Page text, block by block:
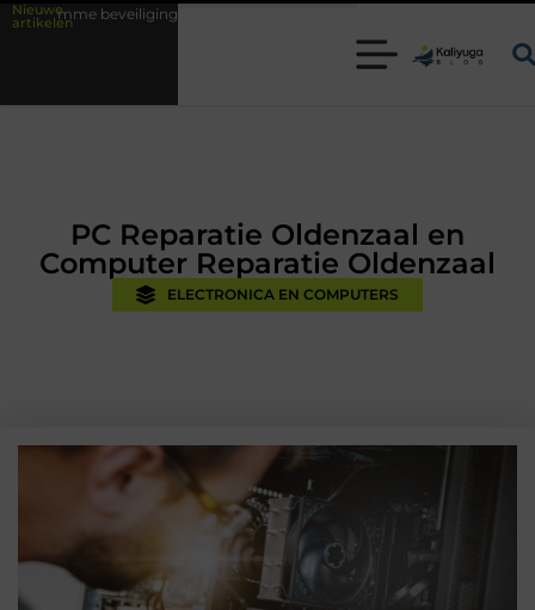
Nieuwe
artikelen met kennis uit de praktijk
PC Reparatie Oldenzaal en
Computer Reparatie Oldenzaal
ELECTRONICA EN COMPUTERS